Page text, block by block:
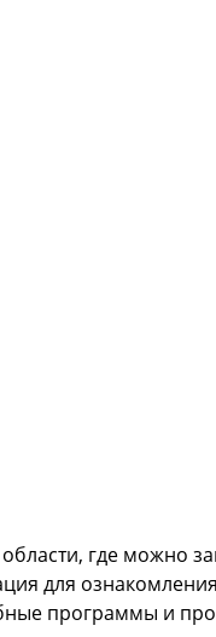
где можно
для
программы и